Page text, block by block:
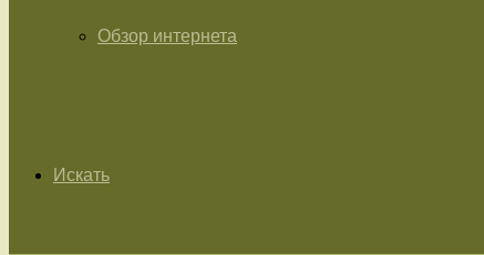
Обзор интернета
Искать